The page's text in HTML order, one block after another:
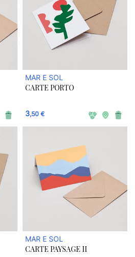
MAR E SOL
CARTE PORTO
3,50 €
MAR E SOL
CARTE PAYSAGE II